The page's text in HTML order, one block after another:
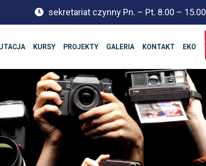
sekretariat czynny Pn. – Pt. 8.00 – 15.00
KURSY PROJEKTY GALERIA KONTAKT EKO